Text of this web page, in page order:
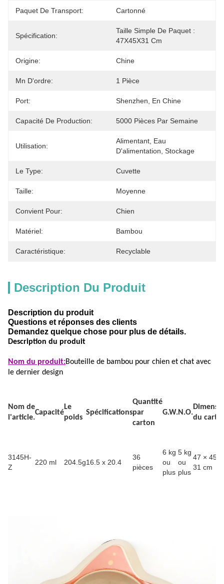
Paquet De Transport: Cartonné
Spécification:
Taille Simple De Paquet :
47X45X31 Cm
Origine: Chine
Mn D'ordre: 1 Pièce
Port: Shenzhen, En Chine
Capacité De Production: 5000 Pièces Par Semaine
Utilisation:
Alimentant, Eau
D'alimentation, Stockage
Le Type: Cuvette
Taille: Moyenne
Convient Pour: Chien
Matériel: Bambou
Caractéristique: Recyclable
Description Du Produit
Description du produit
Questions et réponses des clients
Demandez quelque chose pour plus de détails.
Description du produit
Nom du produit:Bouteille de bambou pour chien et chat avec
le dernier design
Nom de
l'article.
Capacité
Le
poids
Spécifications
Quantité
par
carton
G.W.N.O.
du
3145H-
Z
220 ml 204.5g16.5 x 20.4
36
pièces
6 kg
ou
plus
5 kg
ou
plus
47 × 45 ×
31 cm